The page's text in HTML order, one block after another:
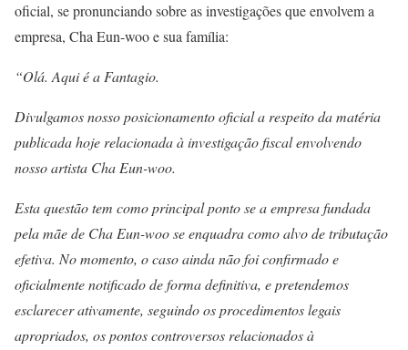
oficial, se pronunciando sobre as investigações que envolvem a
empresa, Cha Eun-woo e sua família:
“Olá. Aqui é a Fantagio.
Divulgamos nosso posicionamento oficial a respeito da matéria
publicada hoje relacionada à investigação fiscal envolvendo
nosso artista Cha Eun-woo.
Esta questão tem como principal ponto se a empresa fundada
pela mãe de Cha Eun-woo se enquadra como alvo de tributação
efetiva. No momento, o caso ainda não foi confirmado e
oficialmente notificado de forma definitiva, e pretendemos
esclarecer ativamente, seguindo os procedimentos legais
apropriados, os pontos controversos relacionados à